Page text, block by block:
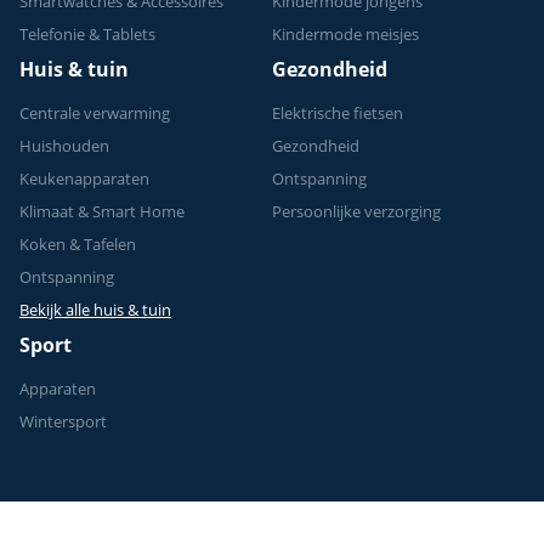
Telefonie & Tablets
Kindermode meisjes
Huis & tuin
Centrale verwarming
Huishouden
Keukenapparaten
Klimaat & Smart Home
Koken & Tafelen
Ontspanning
Bekijk alle huis & tuin
Gezondheid
Elektrische fietsen
Gezondheid
Ontspanning
Persoonlijke verzorging
Sport
Apparaten
Wintersport